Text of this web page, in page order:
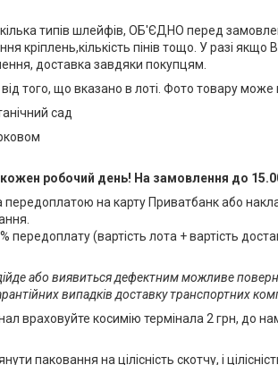
кілька типів шлейфів, ОБ'ЄДНО перед
кріплень,кількість пінів тощо. У разі
доставка завдяки покупцям.
того, що вказано в лоті. Фото товару може
сад
кожен робочий день! На замовлення до
на карту Приватбанк або
передоплату (вартість лота + вартість
або виявиться дефектним можливе
випадків доставку транспортних
враховуйте косимію термінала 2 грн, до
паковання на цілісність скотчу, і